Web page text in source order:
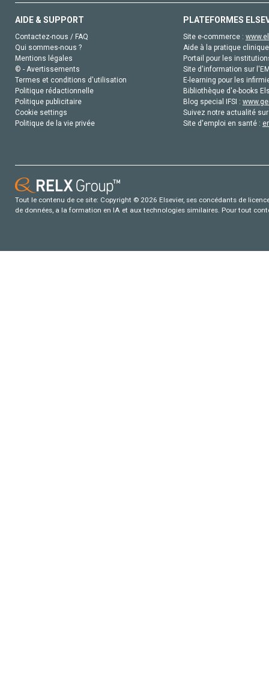
AIDE & SUPPORT
Contactez-nous / FAQ
Qui sommes-nous ?
Mentions légales
© - Avertissements
Termes et conditions d'utilisation
Politique rédactionnelle
Politique publicitaire
Cookie settings
Politique de la vie privée
PLATEFORMES
Site e-commerce :
Aide à la pratique
Portail pour les
Site d'information sur
E-learning pour les
Bibliothèque d'e-books
Blog special IFSI :
Suivez notre actualité
Site d'emploi en santé :
Tout le contenu de ce site: Copyright © 2026 Elsevier, ses concédants de
de données, a la formation en IA et aux technologies similaires. Pour tout